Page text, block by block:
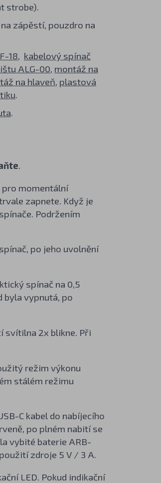
strobe).
zápěstí, pouzdro na
18, kabelový spínač
ALG-00, montáž na
na hlaveň, plastová
.
.
.
momentální
zapnete. Když je
Podržením
po jeho uvolnění
spínač na 0,5
byla vypnutá, po
svítilna 2x blikne. Při
režim výkonu
stálém režimu
C kabel do nabíjecího
po plném nabití se
vybité baterie ARB-
zdroje 5 V / 3 A.
LED. Pokud indikační